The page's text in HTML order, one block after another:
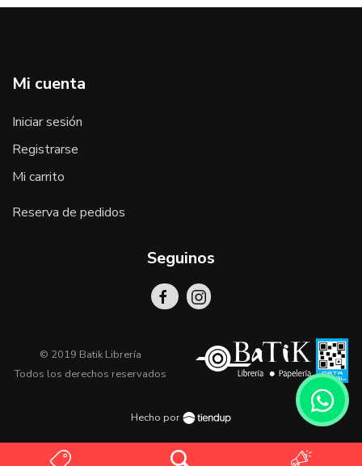
Mi cuenta
Iniciar sesión
Registrarse
Mi carrito
Reserva de pedidos
Seguinos
© 2019 Batik Librería
Todos los derechos reservados
Hecho por